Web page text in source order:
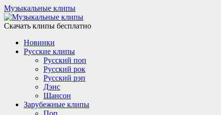
Музыкальные клипы
Скачать клипы бесплатно
Новинки
Русские клипы
Русский поп
Русский рок
Русский рэп
Дэнс
Шансон
Зарубежные клипы
Поп